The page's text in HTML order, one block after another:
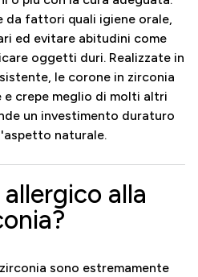
da fattori quali igiene orale,
ed evitare abitudini come
oggetti duri. Realizzate in
le corone in zirconia
crepe meglio di molti altri
un investimento duraturo
naturale.
alla
sono estremamente